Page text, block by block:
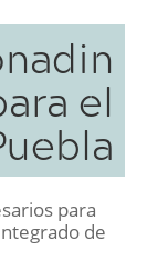
el
para
de